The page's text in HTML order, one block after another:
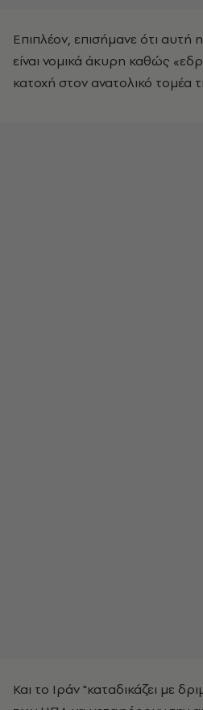
Επιπλέον, επισήμανε ότι αυτή
είναι νομικά άκυρη καθώς
κατοχή στον ανατολικό τομέα
Και το Ιράν "καταδικάζει με